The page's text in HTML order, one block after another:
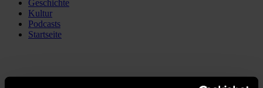
Geschichte
Kultur
Podcasts
Startseite